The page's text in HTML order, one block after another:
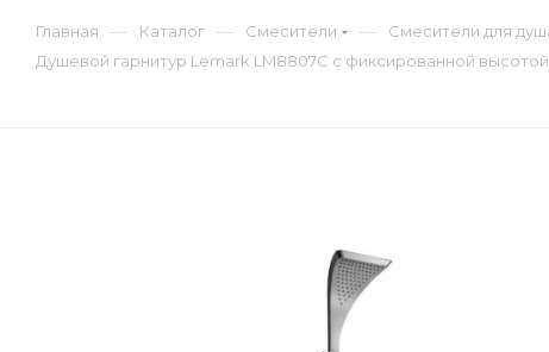
Главная — Каталог — Смесители — Смесители для
Душевой гарнитур Lemark LM8807C с фиксированной